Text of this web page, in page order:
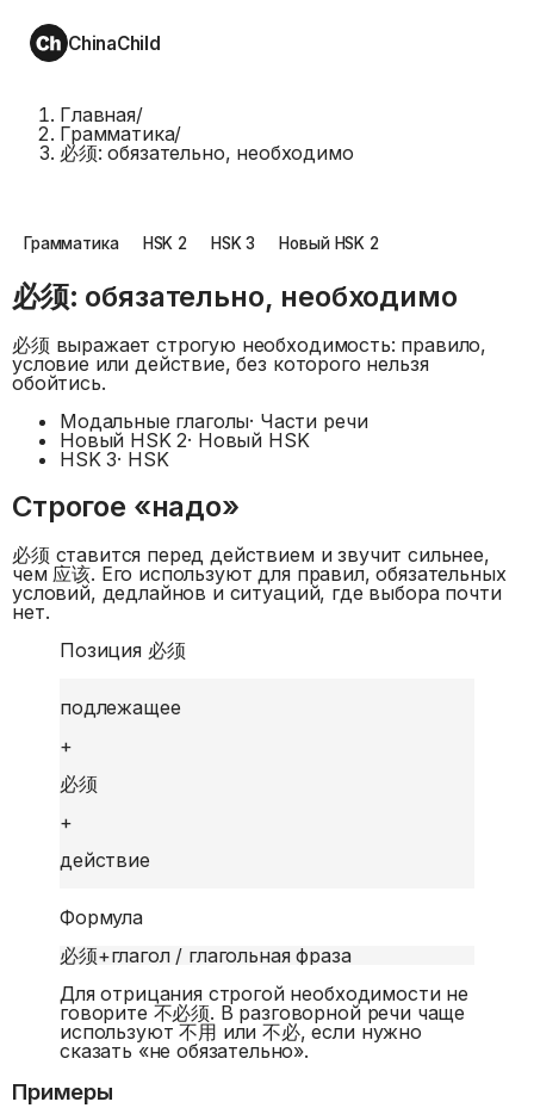
ChinaChild
Главная/
Грамматика/
必须: обязательно, необходимо
Грамматика HSK 2 HSK 3 Новый HSK 2
必须: обязательно, необходимо
必须 выражает строгую необходимость: правило,
условие или действие, без которого нельзя
обойтись.
Модальные глаголы· Части речи
Новый HSK 2· Новый HSK
HSK 3· HSK
Строгое «надо»
必须 ставится перед действием и звучит сильнее,
чем 应该. Его используют для правил, обязательных
условий, дедлайнов и ситуаций, где выбора почти
нет.
Позиция 必须
подлежащее
+
必须
+
действие
Формула
必须+глагол / глагольная фраза
Для отрицания строгой необходимости не
говорите 不必须. В разговорной речи чаще
используют 不用 или 不必, если нужно
сказать «не обязательно».
Примеры